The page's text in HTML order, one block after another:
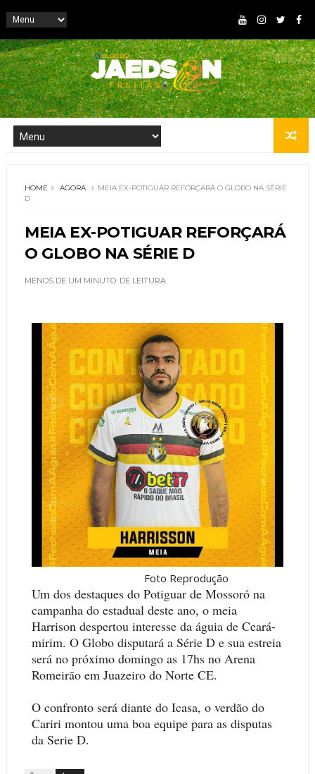
HOME AGORA
MEIA EX-POTIGUAR REFORÇARÁ O GLOBO NA SÉRIE
D
MEIA EX-POTIGUAR REFORÇARÁ
O GLOBO NA SÉRIE D
MENOS DE UM MINUTO DE LEITURA
Foto Reprodução
Um dos destaques do Potiguar de Mossoró na
campanha do estadual deste ano, o meia
Harrison despertou interesse da águia de Ceará-
mirim. O Globo disputará a Série D e sua estreia
será no próximo domingo as 17hs no Arena
Romeirão em Juazeiro do Norte CE.
O confronto será diante do Icasa, o verdão do
Cariri montou uma boa equipe para as disputas
da Serie D.